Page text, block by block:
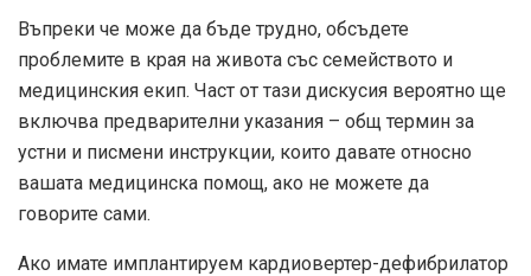
Въпреки че може да бъде трудно, обсъдете
проблемите в края на живота със семейството и
медицинския екип. Част от тази дискусия вероятно ще
включва предварителни указания – общ термин за
устни и писмени инструкции, които давате относно
вашата медицинска помощ, ако не можете да
говорите сами.
Ако имате имплантируем кардиовертер-дефибрилатор